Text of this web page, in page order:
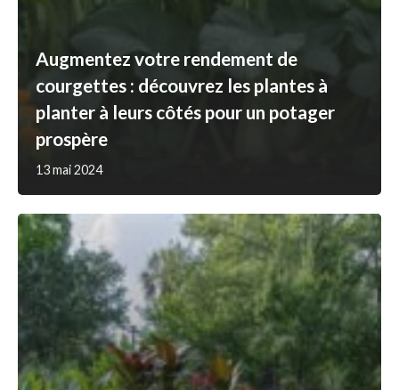
Augmentez votre rendement de
courgettes : découvrez les plantes à
planter à leurs côtés pour un potager
prospère
13 mai 2024